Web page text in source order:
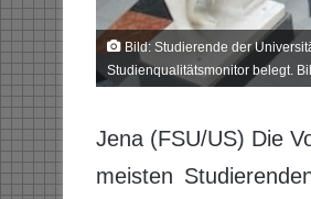
Bild: Studierende der
Studienqualitätsmonitor belegt.
Jena (FSU/US) Die
meisten